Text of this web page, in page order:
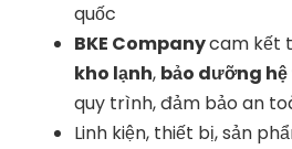
quốc
BKE Companycam kết
kho lạnh, bảo dưỡng
quy trình, đảm bảo an
Linh kiện, thiết bị, sản